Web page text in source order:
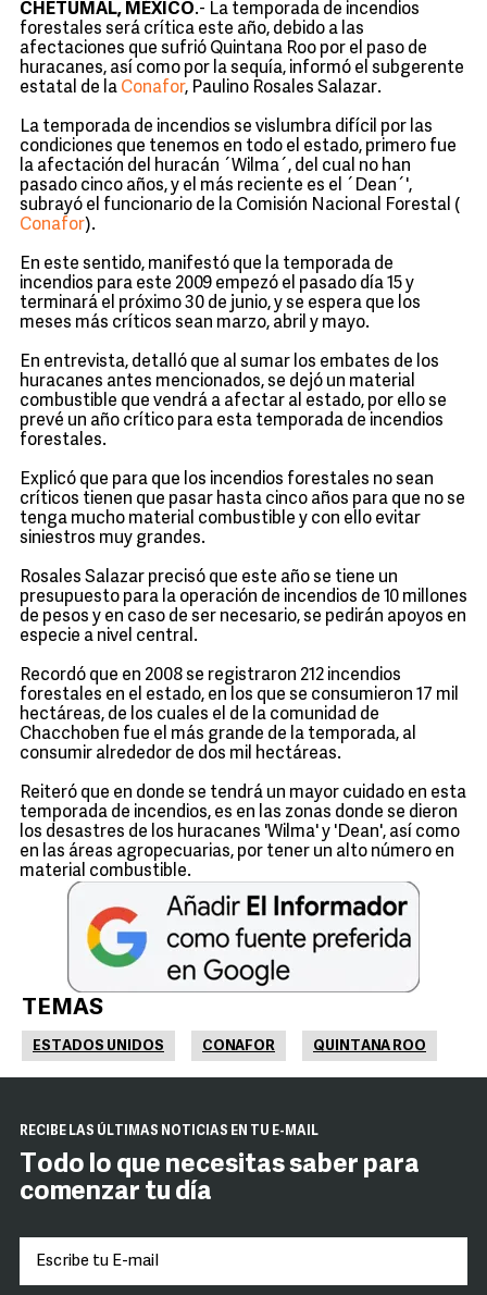
CHETUMAL, MÉXICO.- La temporada de incendios
forestales será crítica este año, debido a las
afectaciones que sufrió Quintana Roo por el paso de
huracanes, así como por la sequía, informó el subgerente
estatal de la Conafor, Paulino Rosales Salazar.
La temporada de incendios se vislumbra difícil por las
condiciones que tenemos en todo el estado, primero fue
la afectación del huracán ´Wilma´, del cual no han
pasado cinco años, y el más reciente es el ´Dean´',
subrayó el funcionario de la Comisión Nacional Forestal (
Conafor).
En este sentido, manifestó que la temporada de
incendios para este 2009 empezó el pasado día 15 y
terminará el próximo 30 de junio, y se espera que los
meses más críticos sean marzo, abril y mayo.
En entrevista, detalló que al sumar los embates de los
huracanes antes mencionados, se dejó un material
combustible que vendrá a afectar al estado, por ello se
prevé un año crítico para esta temporada de incendios
forestales.
Explicó que para que los incendios forestales no sean
críticos tienen que pasar hasta cinco años para que no se
tenga mucho material combustible y con ello evitar
siniestros muy grandes.
Rosales Salazar precisó que este año se tiene un
presupuesto para la operación de incendios de 10 millones
de pesos y en caso de ser necesario, se pedirán apoyos en
especie a nivel central.
Recordó que en 2008 se registraron 212 incendios
forestales en el estado, en los que se consumieron 17 mil
hectáreas, de los cuales el de la comunidad de
Chacchoben fue el más grande de la temporada, al
consumir alrededor de dos mil hectáreas.
Reiteró que en donde se tendrá un mayor cuidado en esta
temporada de incendios, es en las zonas donde se dieron
los desastres de los huracanes 'Wilma' y 'Dean', así como
en las áreas agropecuarias, por tener un alto número en
material combustible.
TEMAS
ESTADOS UNIDOS CONAFOR QUINTANA ROO
RECIBE LAS ÚLTIMAS NOTICIAS EN TU E-MAIL
Todo lo que necesitas saber para
comenzar tu día